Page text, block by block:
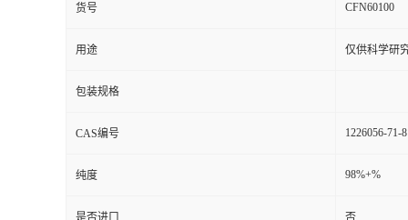
货号 CFN60100
用途 仅供科学研
包装规格
CAS编号 1226056-71-8
纯度 98%+%
是否进口 否